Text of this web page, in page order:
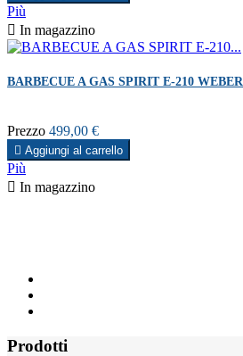
Più
 In magazzino
BARBECUE A GAS SPIRIT E-210 WEBER
Prezzo 499,00 €
 Aggiungi al carrello
Più
 In magazzino
Prodotti